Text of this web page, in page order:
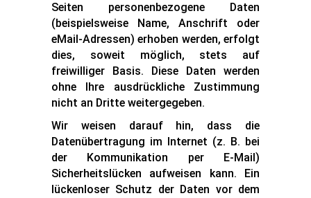
Seiten personenbezogene Daten
(beispielsweise Name, Anschrift oder
eMail-Adressen) erhoben werden, erfolgt
dies, soweit möglich, stets auf
freiwilliger Basis. Diese Daten werden
ohne Ihre ausdrückliche Zustimmung
nicht an Dritte weitergegeben.
Wir weisen darauf hin, dass die
Datenübertragung im Internet (z. B. bei
der Kommunikation per E-Mail)
Sicherheitslücken aufweisen kann. Ein
lückenloser Schutz der Daten vor dem